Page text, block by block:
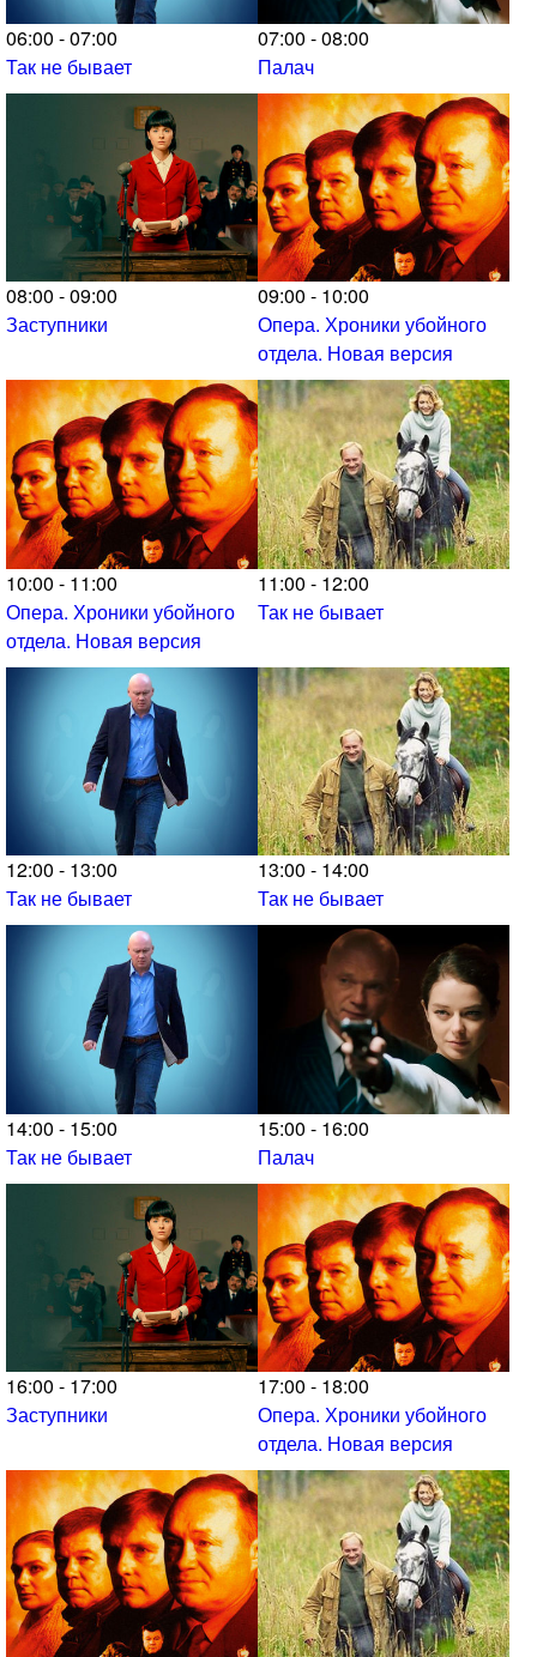
06:00 - 07:00
Так не бывает
07:00 - 08:00
Палач
08:00 - 09:00
Заступники
09:00 - 10:00
Опера. Хроники убойного
отдела. Новая версия
10:00 - 11:00
Опера. Хроники убойного
отдела. Новая версия
11:00 - 12:00
Так не бывает
12:00 - 13:00
Так не бывает
13:00 - 14:00
Так не бывает
14:00 - 15:00
Так не бывает
15:00 - 16:00
Палач
16:00 - 17:00
Заступники
17:00 - 18:00
Опера. Хроники убойного
отдела. Новая версия